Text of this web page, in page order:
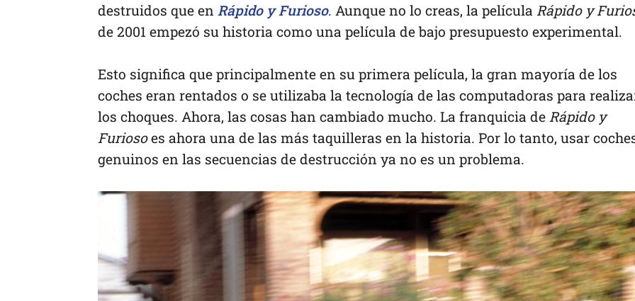
destruidos que en Rápido y Furioso. Aunque no lo creas, la película Rápido y
de 2001 empezó su historia como una película de bajo presupuesto experimental.
Esto significa que principalmente en su primera película, la gran mayoría de los
coches eran rentados o se utilizaba la tecnología de las computadoras para
los choques. Ahora, las cosas han cambiado mucho. La franquicia de Rápido y
Furiosoes ahora una de las más taquilleras en la historia. Por lo tanto, usar
genuinos en las secuencias de destrucción ya no es un problema.